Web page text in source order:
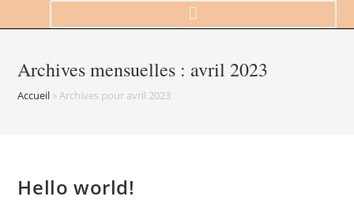
Archives mensuelles : avril 2023
Accueil » Archives pour avril 2023
Hello world!